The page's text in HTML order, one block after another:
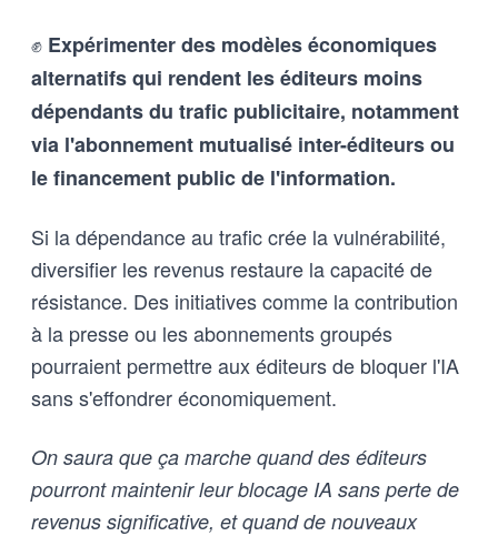
✊ Expérimenter des modèles économiques
alternatifs qui rendent les éditeurs moins
dépendants du trafic publicitaire, notamment
via l'abonnement mutualisé inter-éditeurs ou
le financement public de l'information.
Si la dépendance au trafic crée la vulnérabilité,
diversifier les revenus restaure la capacité de
résistance. Des initiatives comme la contribution
à la presse ou les abonnements groupés
pourraient permettre aux éditeurs de bloquer l'IA
sans s'effondrer économiquement.
On saura que ça marche quand des éditeurs
pourront maintenir leur blocage IA sans perte de
revenus significative, et quand de nouveaux